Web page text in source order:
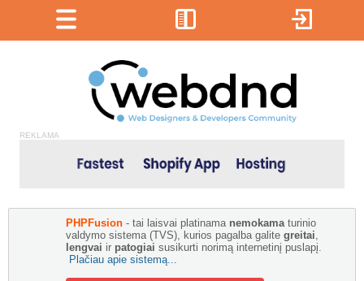
REKLAMA
PHPFusion - tai laisvai platinama nemokama turinio
valdymo sistema (TVS), kurios pagalba galite greitai
lengvai ir patogiai susikurti norimą internetinį puslapį.
Plačiau apie sistemą...